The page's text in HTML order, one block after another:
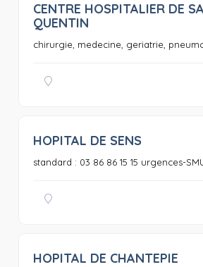
CENTRE HOSPITALIER DE
QUENTIN
chirurgie, medecine, geriatrie,
HOPITAL DE SENS
standard : 03 86 86 15 15 urgences-
HOPITAL DE CHANTEPIE